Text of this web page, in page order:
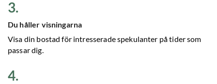
3.
Du håller visningarna
Visa din bostad för intresserade spekulanter på tider som
passar dig.
4.